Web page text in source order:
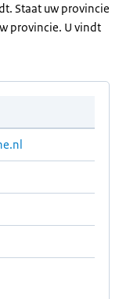
Staat uw provincie
provincie. U vindt